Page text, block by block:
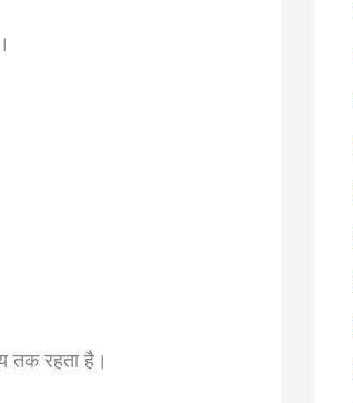
तक रहता है।